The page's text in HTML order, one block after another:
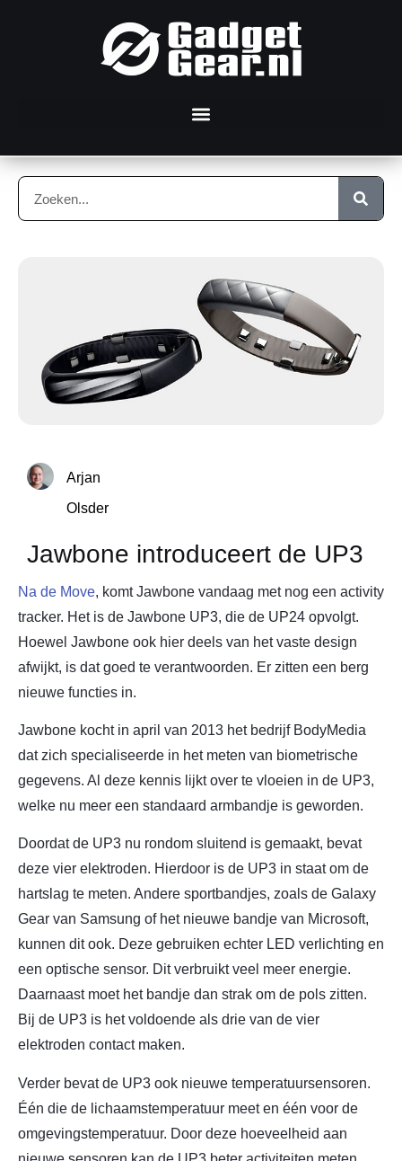
Arjan
Olsder
Jawbone introduceert de UP3
Na de Move, komt Jawbone vandaag met nog een activity
tracker. Het is de Jawbone UP3, die de UP24 opvolgt.
Hoewel Jawbone ook hier deels van het vaste design
afwijkt, is dat goed te verantwoorden. Er zitten een berg
nieuwe functies in.
Jawbone kocht in april van 2013 het bedrijf BodyMedia
dat zich specialiseerde in het meten van biometrische
gegevens. Al deze kennis lijkt over te vloeien in de UP3,
welke nu meer een standaard armbandje is geworden.
Doordat de UP3 nu rondom sluitend is gemaakt, bevat
deze vier elektroden. Hierdoor is de UP3 in staat om de
hartslag te meten. Andere sportbandjes, zoals de Galaxy
Gear van Samsung of het nieuwe bandje van Microsoft,
kunnen dit ook. Deze gebruiken echter LED verlichting en
een optische sensor. Dit verbruikt veel meer energie.
Daarnaast moet het bandje dan strak om de pols zitten.
Bij de UP3 is het voldoende als drie van de vier
elektroden contact maken.
Verder bevat de UP3 ook nieuwe temperatuursensoren.
Één die de lichaamstemperatuur meet en één voor de
omgevingstemperatuur. Door deze hoeveelheid aan